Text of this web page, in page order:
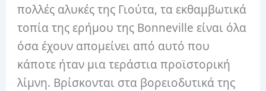
πολλές αλυκές της Γιούτα, τα εκθαμβωτικά
τοπία της ερήμου της Bonneville είναι όλα
όσα έχουν απομείνει από αυτό που
κάποτε ήταν μια τεράστια προϊστορική
λίμνη. Βρίσκονται στα βορειοδυτικά της